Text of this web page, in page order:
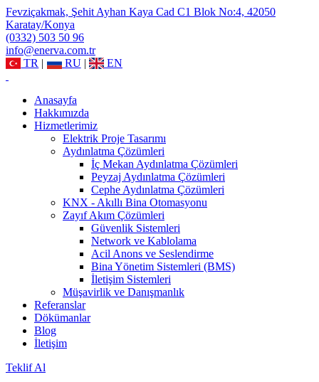
Fevziçakmak, Şehit Ayhan Kaya Cad C1 Blok No:4, 42050
Karatay/Konya
(0332) 503 50 96
info@enerva.com.tr
TR | RU | EN
Anasayfa
Hakkımızda
Hizmetlerimiz
Elektrik Proje Tasarımı
Aydınlatma Çözümleri
İç Mekan Aydınlatma Çözümleri
Peyzaj Aydınlatma Çözümleri
Cephe Aydınlatma Çözümleri
KNX - Akıllı Bina Otomasyonu
Zayıf Akım Çözümleri
Güvenlik Sistemleri
Network ve Kablolama
Acil Anons ve Seslendirme
Bina Yönetim Sistemleri (BMS)
İletişim Sistemleri
Müşavirlik ve Danışmanlık
Referanslar
Dökümanlar
Blog
İletişim
Teklif Al